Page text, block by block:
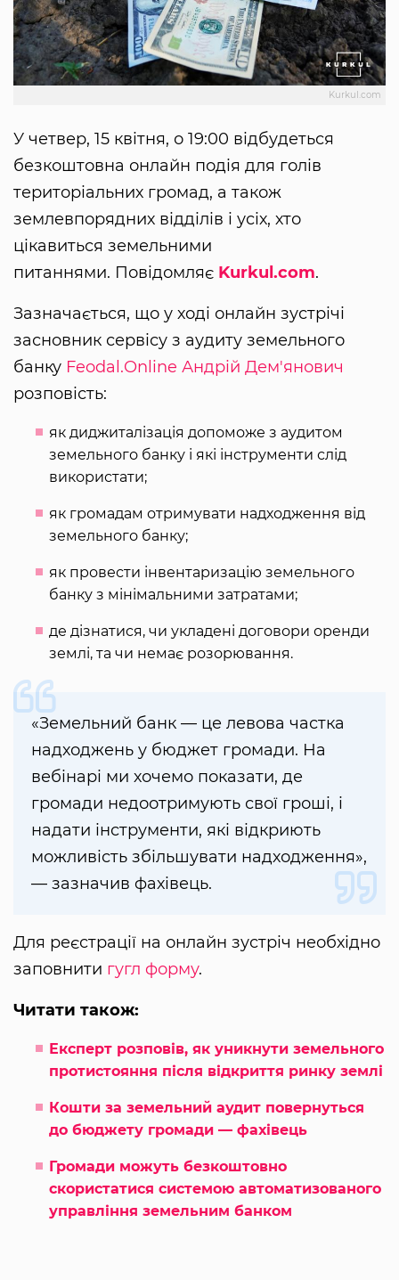
Kurkul.com
У четвер, 15 квітня, о 19:00 відбудеться
безкоштовна онлайн подія для голів
територіальних громад, а також
землевпорядних відділів і усіх, хто
цікавиться земельними
питаннями. Повідомляє Kurkul.com.
Зазначається, що у ході онлайн зустрічі
засновник сервісу з аудиту земельного
банку Feodal.Online Андрій Дем'янович
розповість:
як диджиталізація допоможе з аудитом
земельного банку і які інструменти слід
використати;
як громадам отримувати надходження від
земельного банку;
як провести інвентаризацію земельного
банку з мінімальними затратами;
де дізнатися, чи укладені договори оренди
землі, та чи немає розорювання.
«Земельний банк — це левова частка
надходжень у бюджет громади. На
вебінарі ми хочемо показати, де
громади недоотримують свої гроші, і
надати інструменти, які відкриють
можливість збільшувати надходження»,
— зазначив фахівець.
Для реєстрації на онлайн зустріч необхідно
заповнити гугл форму.
Читати також:
Експерт розповів, як уникнути земельного
протистояння після відкриття ринку землі
Кошти за земельний аудит повернуться
до бюджету громади — фахівець
Громади можуть безкоштовно
скористатися системою автоматизованого
управління земельним банком